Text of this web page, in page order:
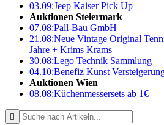
03.09:Jeep Kaiser Pick Up
Auktionen Steiermark
07.08:Pall-Bau GmbH
21.08:Neue Vintage Original
Jahre + Krims Krams
30.08:Lego Technik Sammlung
04.10:Benefiz Kunst
Auktionen Wien
08.08:Küchenmessersets ab 1€
